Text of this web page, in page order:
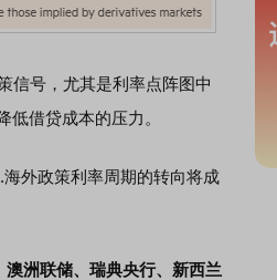
号，尤其是利率点阵图中
借贷成本的压力。
外政策利率周期的转向将成
洲联储、瑞典央行、新西兰